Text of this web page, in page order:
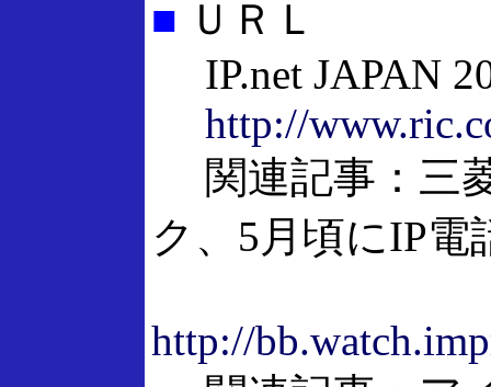
■ ＵＲＬ
IP.net JAPAN
http://
関連記事：三
ク、5月頃にIP
http://